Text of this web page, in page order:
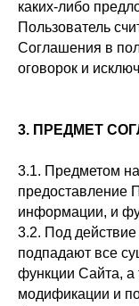
каких-либо
Пользователь
Соглашения в
оговорок и
3. ПРЕДМЕТ
3.1. Предметом
предоставление
информации, и
3.2. Под
подпадают все
функции Сайта,
модификации и